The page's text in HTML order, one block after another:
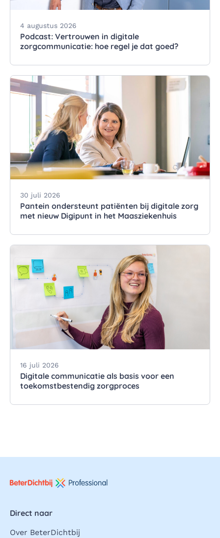
4 augustus 2026
Podcast: Vertrouwen in digitale
zorgcommunicatie: hoe regel je dat goed?
30 juli 2026
Pantein ondersteunt patiënten bij digitale zorg
met nieuw Digipunt in het Maasziekenhuis
16 juli 2026
Digitale communicatie als basis voor een
toekomstbestendig zorgproces
Direct naar
Over BeterDichtbij